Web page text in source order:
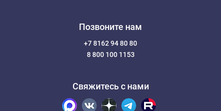
Позвоните нам
+7 8162 94 80 80
8 800 100 1153
Свяжитесь с нами